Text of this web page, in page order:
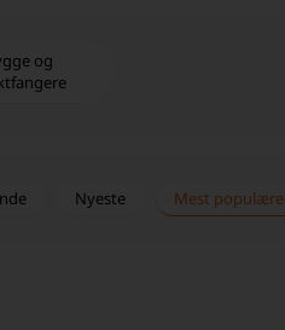
og
Nyeste Mest populære